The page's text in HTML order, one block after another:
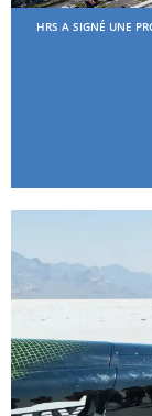
HRS A SIGNÉ UNE